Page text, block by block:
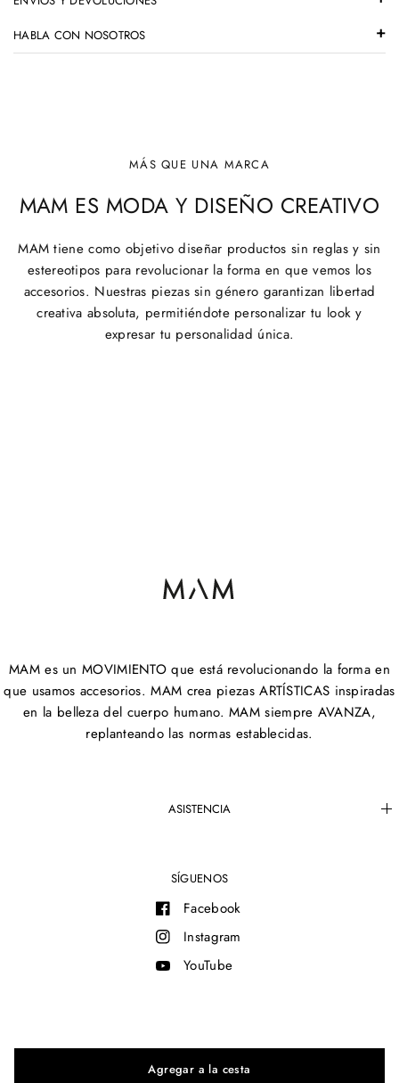
HABLA CON NOSOTROS
MÁS QUE UNA MARCA
MAM ES MODA Y DISEÑO CREATIVO
MAM tiene como objetivo diseñar productos sin reglas y sin
estereotipos para revolucionar la forma en que vemos los
accesorios. Nuestras piezas sin género garantizan libertad
creativa absoluta, permitiéndote personalizar tu look y
expresar tu personalidad única.
MAM es un MOVIMIENTO que está revolucionando la forma en
que usamos accesorios. MAM crea piezas ARTÍSTICAS inspiradas
en la belleza del cuerpo humano. MAM siempre AVANZA,
replanteando las normas establecidas.
ASISTENCIA
SÍGUENOS
Facebook
Instagram
YouTube
© 2026 MAM®, All rights reserved.